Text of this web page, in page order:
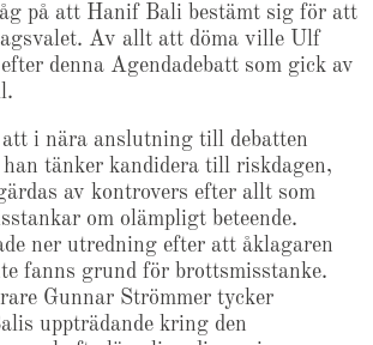
på att Hanif Bali bestämt sig för att
Av allt att döma ville Ulf
denna Agendadebatt som gick av
i nära anslutning till debatten
tänker kandidera till riskdagen,
av kontrovers efter allt som
om olämpligt beteende.
ner utredning efter att åklagaren
fanns grund för brottsmisstanke.
Gunnar Strömmer tycker
uppträdande kring den